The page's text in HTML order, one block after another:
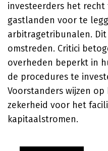
investeerders het
gastlanden voor te
arbitragetribunalen. Dit
omstreden. Critici
overheden beperkt in
de procedures te
Voorstanders wijzen
zekerheid voor het
kapitaalstromen.